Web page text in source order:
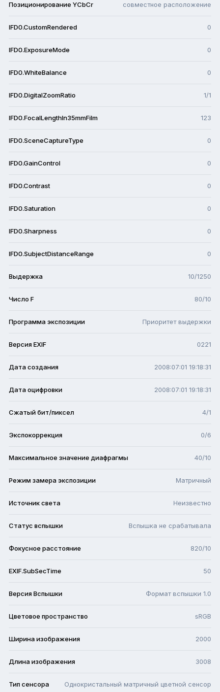
Позиционирование YCbCr совместное расположение
IFD0.CustomRendered 0
IFD0.ExposureMode 0
IFD0.WhiteBalance 0
IFD0.DigitalZoomRatio 1/1
IFD0.FocalLengthIn35mmFilm 123
IFD0.SceneCaptureType 0
IFD0.GainControl 0
IFD0.Contrast 0
IFD0.Saturation 0
IFD0.Sharpness 0
IFD0.SubjectDistanceRange 0
Выдержка 10/1250
Число F 80/10
Программа экспозиции Приоритет выдержки
Версия EXIF 0221
Дата создания 2008:07:01 19:18:31
Дата оцифровки 2008:07:01 19:18:31
Сжатый бит/пиксел 4/1
Экспокоррекция 0/6
Максимальное значение диафрагмы 40/10
Режим замера экспозиции Матричный
Источник света Неизвестно
Статус вспышки Вспышка не срабатывала
Фокусное расстояние 820/10
EXIF.SubSecTime 50
Версия Вспышки Формат вспышки 1.0
Цветовое пространство sRGB
Ширина изображения 2000
Длина изображения 3008
Тип сенсора Однокристальный матричный цветной сенсор